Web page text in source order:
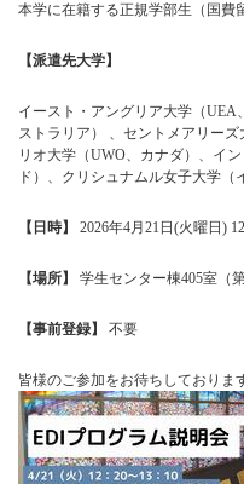
本学に在籍する正規学部生（国費
【派遣先大学】
イースト・アングリア大学（UEA
ストラリア） 、セントメアリー
リオ大学（UWO、カナダ）、イ
ド）、クリシュナムル女子大学（
【日時】 2026年4月21日(火曜日)
【場所】 学生センター棟405室（
【事前登録】 不要
皆様のご参加をお待ちしておりま